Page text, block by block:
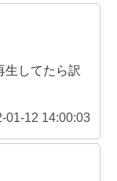
生してたら訳
01-12 14:00:03